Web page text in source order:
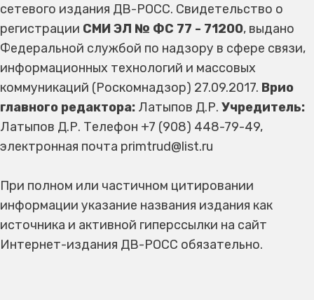
сетевого издания ДВ-РОСС. Свидетельство о
регистрации СМИ ЭЛ № ФС 77 - 71200, выдано
Федеральной службой по надзору в сфере связи,
информационных технологий и массовых
коммуникаций (Роскомнадзор) 27.09.2017. Врио
главного редактора: Латыпов Д.Р. Учредитель:
Латыпов Д.Р. Телефон +7 (908) 448-79-49,
электронная почта primtrud@list.ru
При полном или частичном цитировании
информации указание названия издания как
источника и активной гиперссылки на сайт
Интернет-издания ДВ-РОСС обязательно.